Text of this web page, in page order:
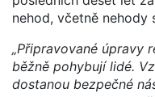
nehod, včetně nehody
„Připravované úpravy
běžně pohybují lidé.
dostanou bezpečné